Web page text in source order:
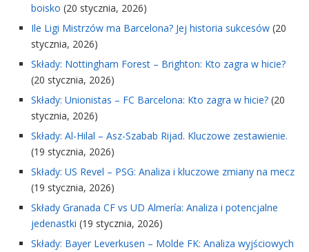
boisko (20 stycznia, 2026)
Ile Ligi Mistrzów ma Barcelona? Jej historia sukcesów (20
stycznia, 2026)
Składy: Nottingham Forest – Brighton: Kto zagra w hicie?
(20 stycznia, 2026)
Składy: Unionistas – FC Barcelona: Kto zagra w hicie? (20
stycznia, 2026)
Składy: Al-Hilal – Asz-Szabab Rijad. Kluczowe zestawienie.
(19 stycznia, 2026)
Składy: US Revel – PSG: Analiza i kluczowe zmiany na mecz
(19 stycznia, 2026)
Składy Granada CF vs UD Almería: Analiza i potencjalne
jedenastki (19 stycznia, 2026)
Składy: Bayer Leverkusen – Molde FK: Analiza wyjściowych